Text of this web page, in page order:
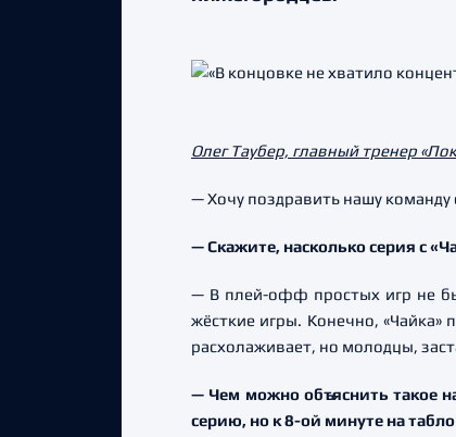
Олег Таубер, главный тренер
— Хочу поздравить нашу команду
— Скажите, насколько серия с
— В плей-офф простых игр не
жёсткие игры. Конечно,
расхолаживает, но молодцы,
— Чем можно объяснить такое
серию, но к 8-ой минуте на табло